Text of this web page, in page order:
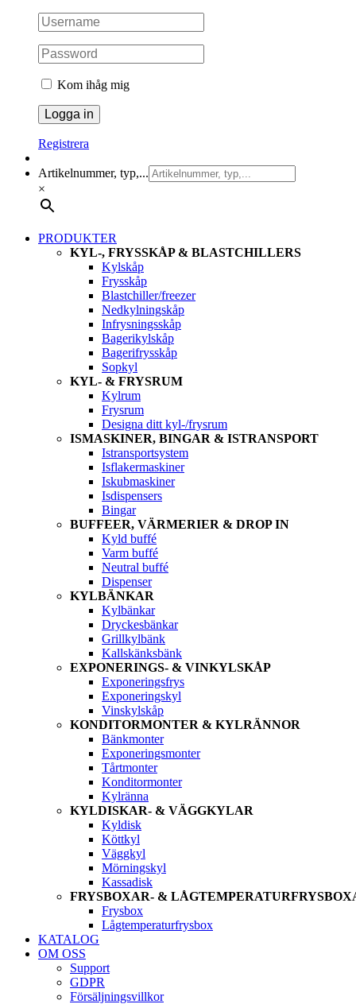
Kom ihåg mig
Registrera
Artikelnummer, typ,...
×
PRODUKTER
KYL-, FRYSSKÅP & BLASTCHILLERS
Kylskåp
Frysskåp
Blastchiller/freezer
Nedkylningskåp
Infrysningsskåp
Bagerikylskåp
Bagerifrysskåp
Sopkyl
KYL- & FRYSRUM
Kylrum
Frysrum
Designa ditt kyl-/frysrum
ISMASKINER, BINGAR & ISTRANSPORT
Istransportsystem
Isflakermaskiner
Iskubmaskiner
Isdispensers
Bingar
BUFFEER, VÄRMERIER & DROP IN
Kyld buffé
Varm buffé
Neutral buffé
Dispenser
KYLBÄNKAR
Kylbänkar
Dryckesbänkar
Grillkylbänk
Kallskänksbänk
EXPONERINGS- & VINKYLSKÅP
Exponeringsfrys
Exponeringskyl
Vinskylskåp
KONDITORMONTER & KYLRÄNNOR
Bänkmonter
Exponeringsmonter
Tårtmonter
Konditormonter
Kylränna
KYLDISKAR- & VÄGGKYLAR
Kyldisk
Köttkyl
Väggkyl
Mörningskyl
Kassadisk
FRYSBOXAR- &
Frysbox
Lågtemperaturfrysbox
KATALOG
OM OSS
Support
GDPR
Försäljningsvillkor